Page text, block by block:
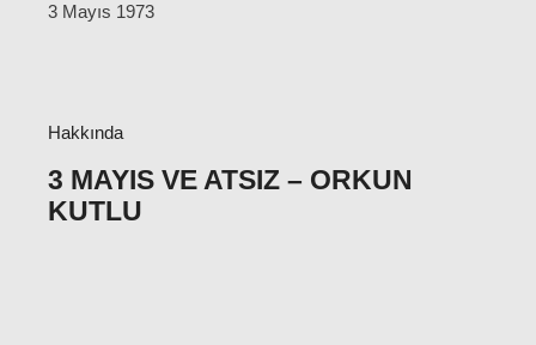
3 Mayıs 1973
Hakkında
3 MAYIS VE ATSIZ – ORKUN
KUTLU